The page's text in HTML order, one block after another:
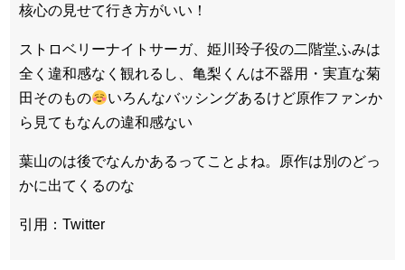
核心の見せて行き方がいい！
ストロベリーナイトサーガ、姫川玲子役の二階堂ふみは
全く違和感なく観れるし、亀梨くんは不器用・実直な菊
田そのもの
いろんなバッシングあるけど原作ファンか
ら見てもなんの違和感ない
葉山のは後でなんかあるってことよね。原作は別のどっ
かに出てくるのな
引用：Twitter